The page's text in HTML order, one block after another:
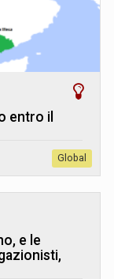
entro il
Global
e le